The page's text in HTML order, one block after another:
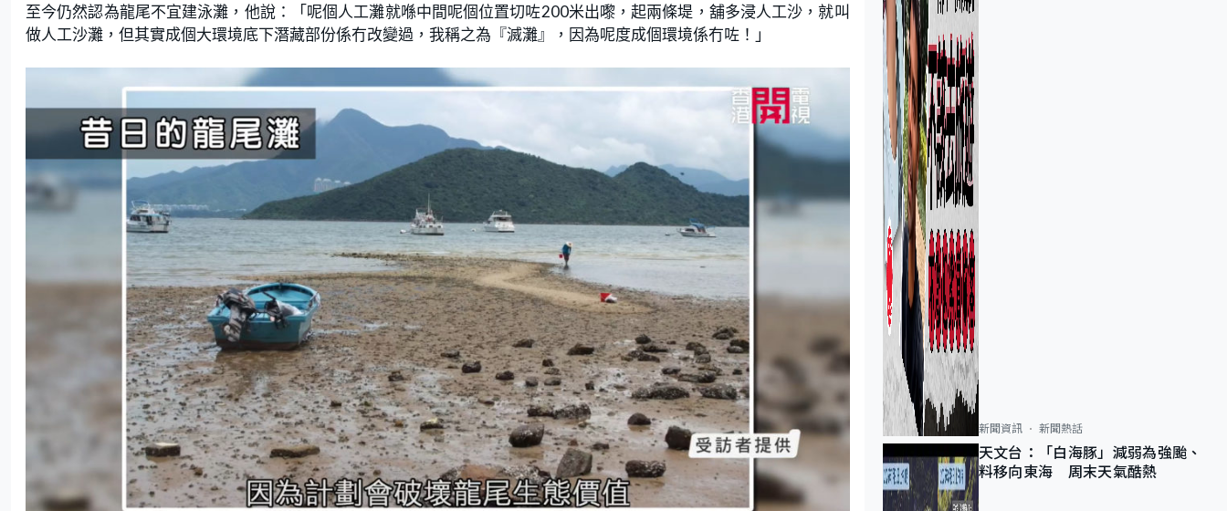
至今仍然認為龍尾不宜建泳灘，他說：「呢個人工灘就喺中間呢個位置切咗200米出嚟，起兩條堤，舖多浸人工沙，就叫
做人工沙灘，但其實成個大環境底下潛藏部份係冇改變過，我稱之為『滅灘』，因為呢度成個環境係冇咗！」
新聞資訊 新聞熱話
天文台：「白海豚」減弱為強颱、
料移向東海 周末天氣酷熱